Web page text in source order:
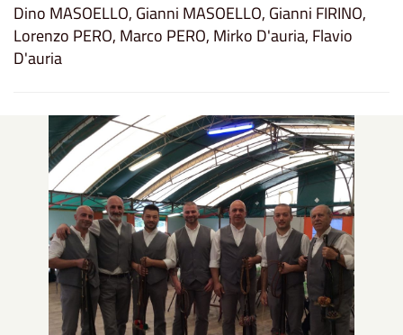
Dino MASOELLO, Gianni MASOELLO, Gianni FIRINO,
Lorenzo PERO, Marco PERO, Mirko D'auria, Flavio
D'auria